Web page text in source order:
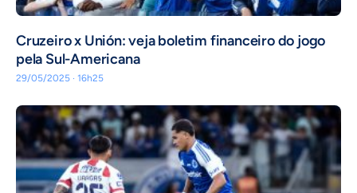
Cruzeiro x Unión: veja boletim financeiro do jogo
pela Sul-Americana
29/05/2025 · 16h25